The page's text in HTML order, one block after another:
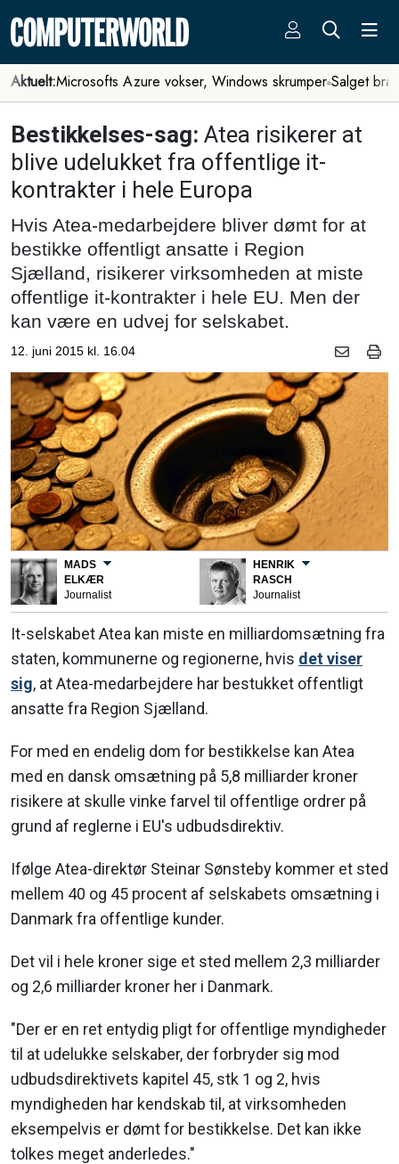
Aktuelt:Microsofts Azure vokser, Windows skrumper Salget
Bestikkelses-sag: Atea risikerer at
blive udelukket fra offentlige it-
kontrakter i hele Europa
Hvis Atea-medarbejdere bliver dømt for at
bestikke offentligt ansatte i Region
Sjælland, risikerer virksomheden at miste
offentlige it-kontrakter i hele EU. Men der
kan være en udvej for selskabet.
12. juni 2015 kl. 16.04
MADS
ELKÆR
Journalist
HENRIK
RASCH
Journalist
It-selskabet Atea kan miste en milliardomsætning fra
staten, kommunerne og regionerne, hvis det viser
sig, at Atea-medarbejdere har bestukket offentligt
ansatte fra Region Sjælland.
For med en endelig dom for bestikkelse kan Atea
med en dansk omsætning på 5,8 milliarder kroner
risikere at skulle vinke farvel til offentlige ordrer på
grund af reglerne i EU's udbudsdirektiv.
Ifølge Atea-direktør Steinar Sønsteby kommer et sted
mellem 40 og 45 procent af selskabets omsætning i
Danmark fra offentlige kunder.
Det vil i hele kroner sige et sted mellem 2,3 milliarder
og 2,6 milliarder kroner her i Danmark.
"Der er en ret entydig pligt for offentlige myndigheder
til at udelukke selskaber, der forbryder sig mod
udbudsdirektivets kapitel 45, stk 1 og 2, hvis
myndigheden har kendskab til, at virksomheden
eksempelvis er dømt for bestikkelse. Det kan ikke
tolkes meget anderledes."